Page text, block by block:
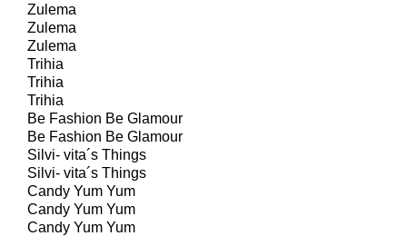
Zulema
Zulema
Zulema
Trihia
Trihia
Trihia
Be Fashion Be Glamour
Be Fashion Be Glamour
Silvi- vita´s Things
Silvi- vita´s Things
Candy Yum Yum
Candy Yum Yum
Candy Yum Yum